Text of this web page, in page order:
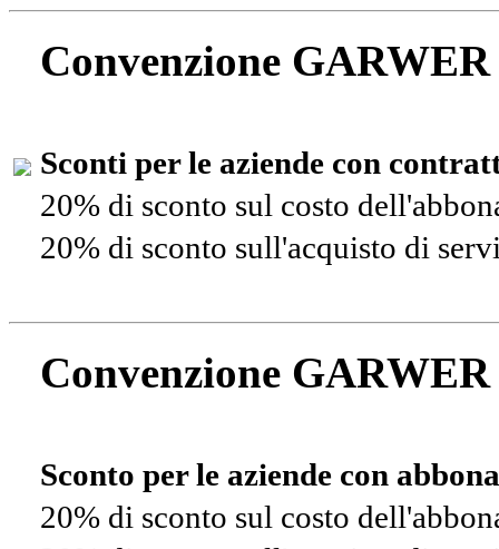
Convenzione
Sconti per le aziende con
20% di sconto sul costo
20% di sconto sull'acquisto di
Convenzione
Sconto per le aziende con
20% di sconto sul costo